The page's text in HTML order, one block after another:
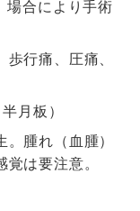
場合により手術
行痛、圧痛、
月板）
腫れ（血腫）
は要注意。